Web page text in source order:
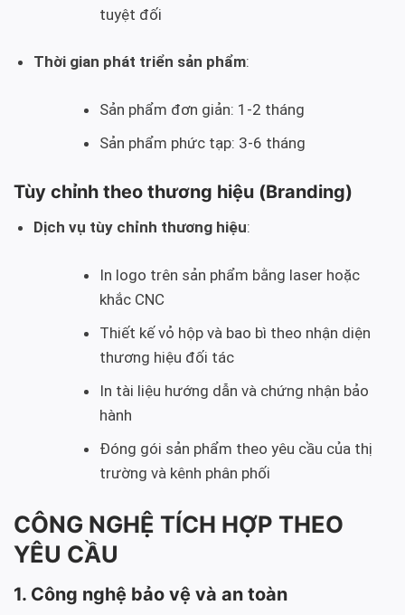
tuyệt đối
Thời gian phát triển sản phẩm:
Sản phẩm đơn giản: 1-2 tháng
Sản phẩm phức tạp: 3-6 tháng
Tùy chỉnh theo thương hiệu (Branding)
Dịch vụ tùy chỉnh thương hiệu:
In logo trên sản phẩm bằng laser hoặc
khắc CNC
Thiết kế vỏ hộp và bao bì theo nhận diện
thương hiệu đối tác
In tài liệu hướng dẫn và chứng nhận bảo
hành
Đóng gói sản phẩm theo yêu cầu của thị
trường và kênh phân phối
CÔNG NGHỆ TÍCH HỢP THEO
YÊU CẦU
1. Công nghệ bảo vệ và an toàn